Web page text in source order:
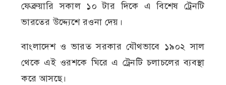
ফেব্রুয়ারি সকাল ১০ টার দিকে এ বিশেষ ট্রেনটি
ভারতের উদ্দ্যেশে রওনা দেয়।
বাংলাদেশ ও ভারত সরকার যৌথভাবে ১৯০২ সাল
থেকে এই ওরশকে ঘিরে এ ট্রেনটি চলাচলের ব্যবস্থা
করে আসছে।